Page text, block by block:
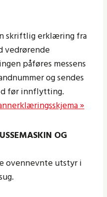
skriftlig erklæring fra
vedrørende
påføres messens
og sendes
før innflytting.
»
OG
ovennevnte utstyr i